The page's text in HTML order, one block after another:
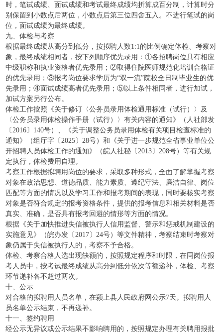
时，笔试成绩、面试成绩和考试最终成绩均折算成百分制，计算时分
别保留到小数点后两位，小数点后第三位四舍五入。不进行笔试的岗
位，面试成绩为最终成绩。
九、体检与考察
根据最终成绩从高分到低分，按拟聘人数1:1的比例确定体检、考察对
象，最终成绩相同者，按下列顺序优先录用：①各招聘岗位具有相应
中级职称和执业资格者优先录用；②取得住院医师规范化培训合格证
的优先录用；③报考岗位要求学历为“双一流”院校全日制毕业生的优
先录用；④面试成绩高者优先录用；⑤以上条件相同者，进行加试，
加试方案另行公布。
体检工作按照《关于修订〈公务员录用体检通用标准（试行）〉及
〈公务员录用体检操作手册（试行）〉有关内容的通知》（人社部发
〔2016〕140号）、《关于调整公务员录用体检有关项目检查标准的
通知》（组厅字〔2025〕28号）和《关于进一步规范全省事业单位公
开招聘人员体检工作的通知》（皖人社秘〔2013〕208号）等有关规
定执行，体检费用自理。
考察工作根据拟聘用岗位的要求，采取多种形式，全面了解掌握考察
对象在政治思想、道德品质、能力素质、遵纪守法、廉洁自律、岗位
匹配等方面的情况以及学习工作和报考期间的表现，同时要核实考察
对象是否符合规定的报考资格条件，提供的报考信息和相关材料是否
真实、准确，是否具有报考回避的情形等方面的情况。
根据《关于加快推进失信被执行人信用监督、警示和惩戒机制建设的
实施意见》（皖办发〔2017〕24号）等文件精神，考察结束时考察对
象仍属于失信被执行人的，考察不予合格。
体检、考察合格人选出现缺额的，按照规定程序和时限，在同岗位报
考人员中，按考试最终成绩从高分到低分依次等额递补，体检、考察
环节递补各不超过两次。
十、公示
对合格的拟聘用人员名单，在颍上县人民政府网公示7天。拟聘用人
员名单公示结束，不再递补。
十一、签约聘用
经公示无异议或公示结果不影响聘用的，按照规定办理有关聘用报批